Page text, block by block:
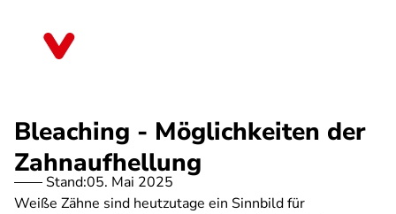
Bleaching - Möglichkeiten der
Zahnaufhellung
Stand:05. Mai 2025
Weiße Zähne sind heutzutage ein Sinnbild für